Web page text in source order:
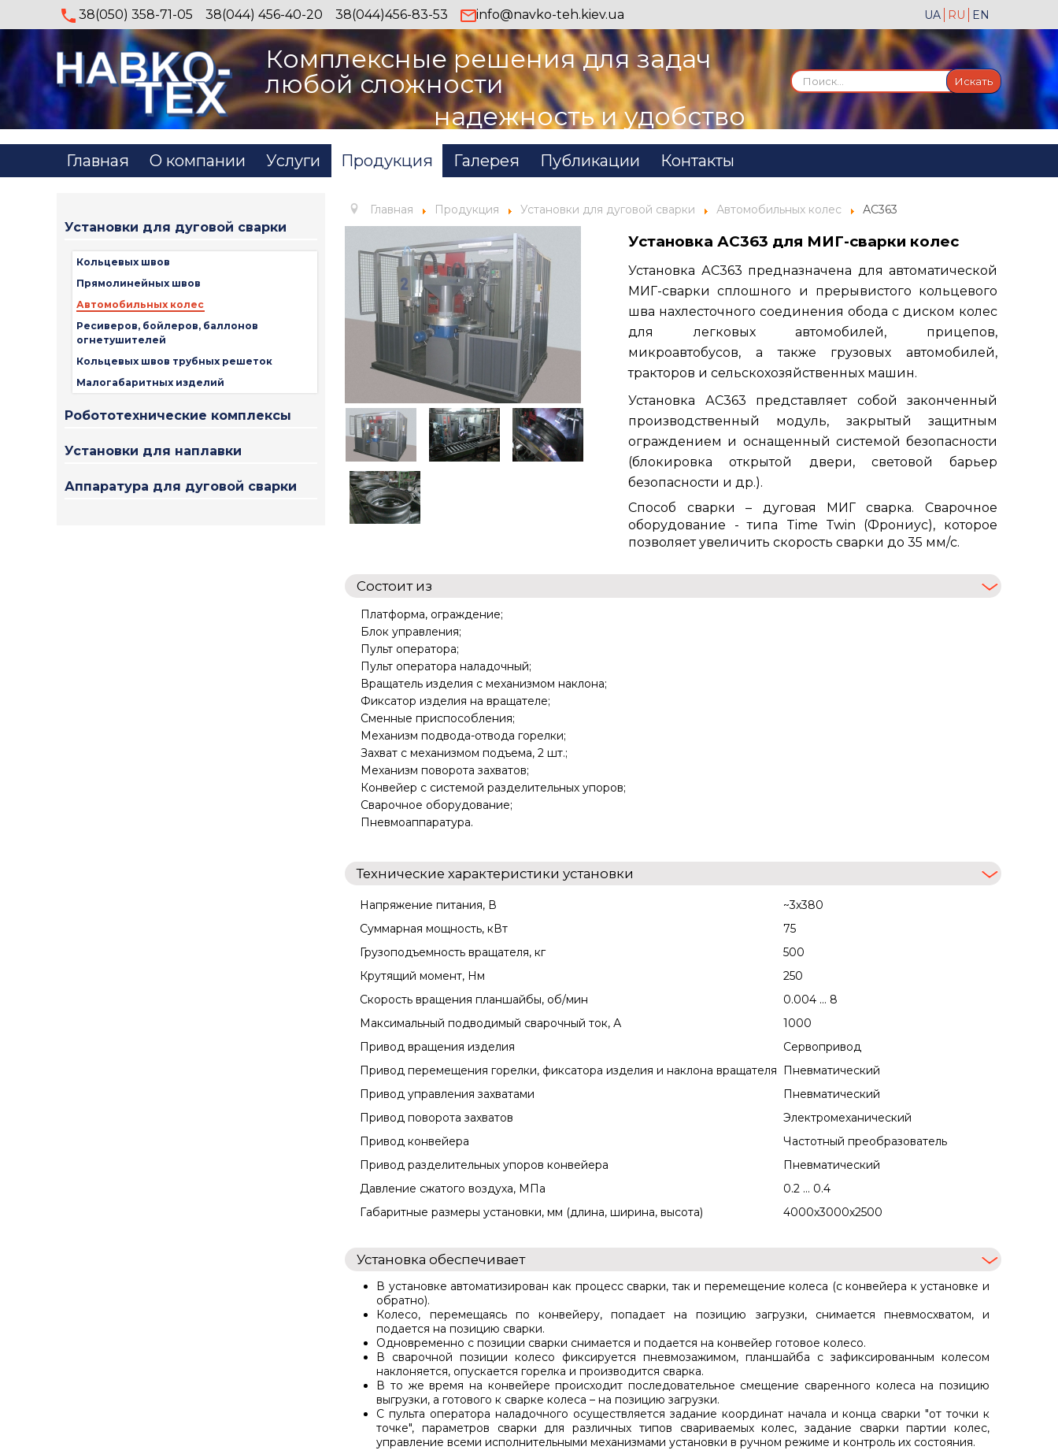
38(050) 358-71-05 38(044) 456-40-20 38(044)456-83-53 info@navko-teh.kiev.ua UA RU EN
Искать... Искать
Комплексные решения для задач
любой сложности
надежность и удобство
Главная О компании Услуги Продукция Галерея Публикации Контакты
Установки для дуговой сварки
Кольцевых швов
Прямолинейных швов
Автомобильных колес
Ресиверов, бойлеров, баллонов
огнетушителей
Кольцевых швов трубных решеток
Малогабаритных изделий
Робототехнические комплексы
Установки для наплавки
Аппаратура для дуговой сварки
Главная Продукция Установки для дуговой сварки Автомобильных колес АС363
Установка АС363 для МИГ-сварки колес
Установка АС363 предназначена для автоматической
МИГ-сварки сплошного и прерывистого кольцевого
шва нахлесточного соединения обода с диском колес
для легковых автомобилей, прицепов,
микроавтобусов, а также грузовых автомобилей,
тракторов и сельскохозяйственных машин.
Установка АС363 представляет собой законченный
производственный модуль, закрытый защитным
ограждением и оснащенный системой безопасности
(блокировка открытой двери, световой барьер
безопасности и др.).
Способ сварки – дуговая МИГ сварка. Сварочное
оборудование - типа Time Twin (Фрониус), которое
позволяет увеличить скорость сварки до 35 мм/с.
Состоит из
Платформа, ограждение;
Блок управления;
Пульт оператора;
Пульт оператора наладочный;
Вращатель изделия с механизмом наклона;
Фиксатор изделия на вращателе;
Сменные приспособления;
Механизм подвода-отвода горелки;
Захват с механизмом подъема, 2 шт.;
Механизм поворота захватов;
Конвейер с системой разделительных упоров;
Сварочное оборудование;
Пневмоаппаратура.
Технические характеристики установки
Напряжение питания, В
~3x380
Суммарная мощность, кВт
75
Грузоподъемность вращателя, кг
500
Крутящий момент, Нм
250
Скорость вращения планшайбы, об/мин
0.004 ... 8
Максимальный подводимый сварочный ток, А
1000
Привод вращения изделия
Сервопривод
Привод перемещения горелки, фиксатора изделия и наклона вращателя Пневматический
Привод управления захватами
Пневматический
Привод поворота захватов
Электромеханический
Привод конвейера
Частотный преобразователь
Привод разделительных упоров конвейера
Пневматический
Давление сжатого воздуха, МПа
0.2 ... 0.4
Габаритные размеры установки, мм (длина, ширина, высота)
4000х3000х2500
Установка обеспечивает
В установке автоматизирован как процесс сварки, так и перемещение колеса (с конвейера к установке и
обратно).
Колесо, перемещаясь по конвейеру, попадает на позицию загрузки, снимается пневмосхватом, и
подается на позицию сварки.
Одновременно с позиции сварки снимается и подается на конвейер готовое колесо.
В сварочной позиции колесо фиксируется пневмозажимом, планшайба с зафиксированным колесом
наклоняется, опускается горелка и производится сварка.
В то же время на конвейере происходит последовательное смещение сваренного колеса на позицию
выгрузки, а готового к сварке колеса – на позицию загрузки.
С пульта оператора наладочного осуществляется задание координат начала и конца сварки "от точки к
точке", параметров сварки для различных типов свариваемых колес, задание сварки партии колес,
управление всеми исполнительными механизмами установки в ручном режиме и контроль их состояния.